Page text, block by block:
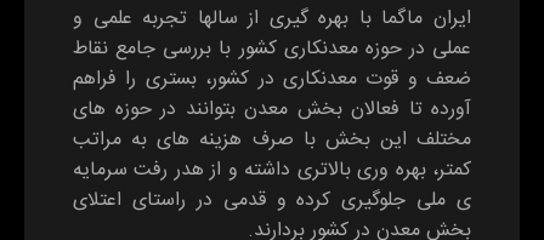
ایران ماگما با بهره گیری از سالها تجربه علمی و
عملی در حوزه معدنکاری کشور با بررسی جامع نقاط
ضعف و قوت معدنکاری در کشور، بستری را فراهم
آورده تا فعالان بخش معدن بتوانند در حوزه های
مختلف این بخش با صرف هزینه های به مراتب
کمتر، بهره وری بالاتری داشته و از هدر رفت سرمایه
ی ملی جلوگیری کرده و قدمی در راستای اعتلای
بخش معدن در کشور بردارند.